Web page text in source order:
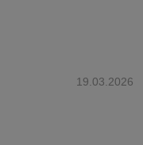
19.03.2026